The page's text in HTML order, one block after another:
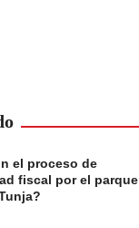
el proceso de
fiscal por el parque